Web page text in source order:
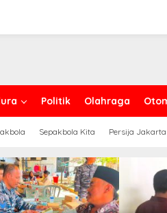
Politik Olahraga
Sepakbola Kita Persija Jakarta